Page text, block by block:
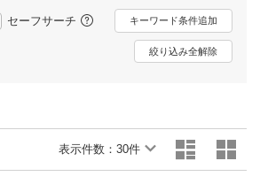
動画配信
楽天TV
動画配信ガイド
楽天チケット
セーフサーチ キーワード条件追加
絞り込み全解除
表示件数： 30件